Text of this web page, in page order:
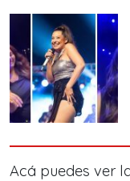
Acá puedes ver